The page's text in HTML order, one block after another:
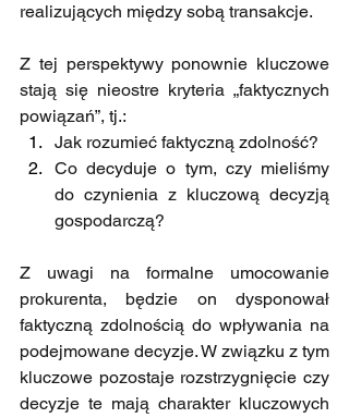
realizujących między sobą transakcje.
Z tej perspektywy ponownie kluczowe
stają się nieostre kryteria „faktycznych
powiązań”, tj.:
Jak rozumieć faktyczną zdolność?
Co decyduje o tym, czy mieliśmy
do czynienia z kluczową decyzją
gospodarczą?
Z uwagi na formalne umocowanie
prokurenta, będzie on dysponował
faktyczną zdolnością do wpływania na
podejmowane decyzje. W związku z tym
kluczowe pozostaje rozstrzygnięcie czy
decyzje te mają charakter kluczowych